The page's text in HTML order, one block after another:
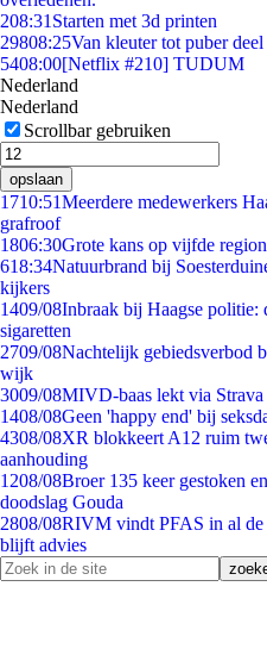
208:31 Starten met 3d printen
29808:25Van kleuter tot puber
5408:00[Netflix #210] TUDUM
Nederland
Nederland
Scrollbar gebruiken
opslaan
1710:51Meerdere medewerkers
grafroof
1806:30Grote kans op vijfde
618:34Natuurbrand bij
kijkers
1409/08Inbraak bij Haagse politie:
sigaretten
2709/08Nachtelijk gebiedsverbod
wijk
3009/08MIVD-baas lekt via Strava
1408/08Geen 'happy end' bij
4308/08XR blokkeert A12 ruim
aanhouding
1208/08Broer 135 keer gestoken
doodslag Gouda
2808/08RIVM vindt PFAS in al de
blijft advies